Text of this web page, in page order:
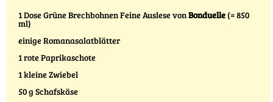
1 Dose Grüne Brechbohnen Feine Auslese vonBonduelle (= 850
ml)
einige Romanasalatblätter
1 rote Paprikaschote
1 kleine Zwiebel
50 g Schafskäse